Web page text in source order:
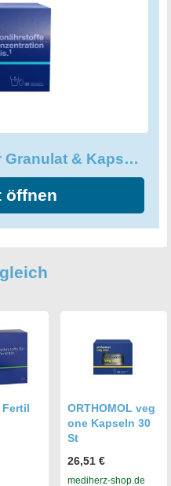
zugeschnitten ist. Steigern
Konzentrationsfähigkeit
mental!
Orthomol mental 30er Granulat & Kapseln
öffnen
ORTHOMOL veg
one Kapseln 30
St
26,51 €
mediherz-shop.de